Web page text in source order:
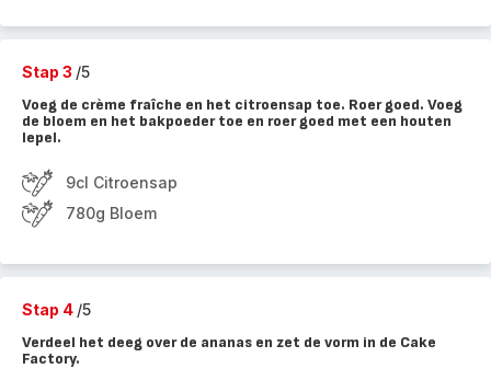
Stap 3 /5
Voeg de crème fraîche en het citroensap toe. Roer goed. Voeg
de bloem en het bakpoeder toe en roer goed met een houten
lepel.
9cl Citroensap
780g Bloem
Stap 4 /5
Verdeel het deeg over de ananas en zet de vorm in de Cake
Factory.